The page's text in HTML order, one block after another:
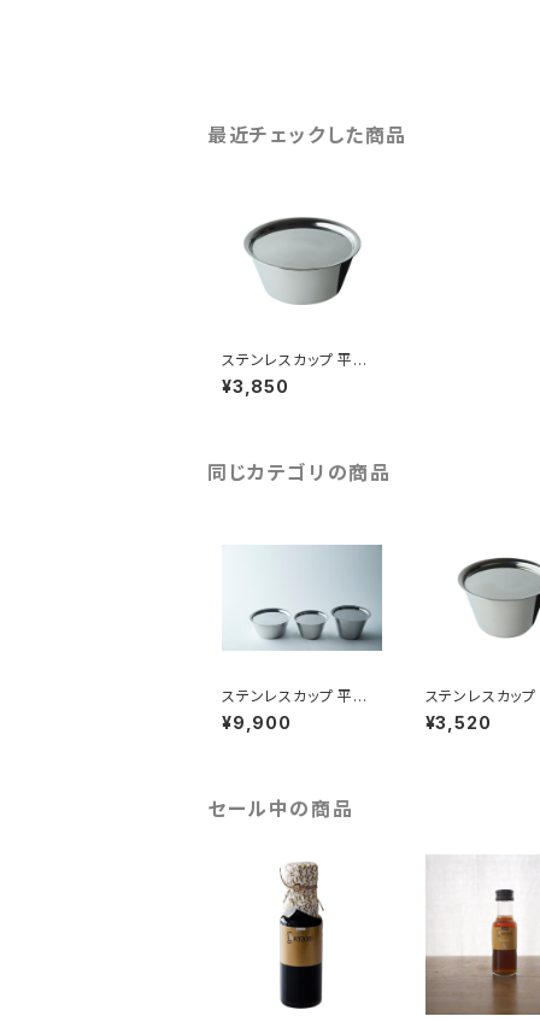
最近チェックした商品
ステンレスカップ 平型
セット
¥3,850
同じカテゴリの商品
ステンレスカップ 平型、
中、小、蓋セット
¥9,900
ステンレスカッ
ト
¥3,520
セール中の商品